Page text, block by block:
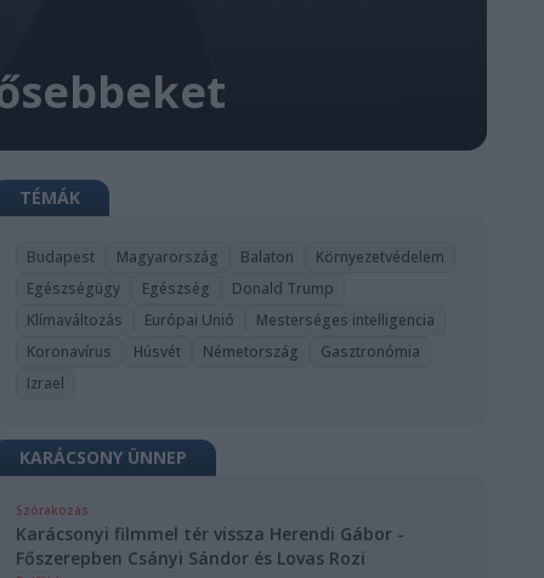
TÉMÁK
Budapest Magyarország Balaton
Környezetvédelem
Egészségügy
Egészség
Donald Trump
Klímaváltozás
Európai Unió
Mesterséges intelligencia
Koronavírus
Húsvét Németország
Gasztronómia
Izrael
KARÁCSONY ÜNNEP
Szórakozás
Karácsonyi filmmel tér vissza Herendi Gábor -
Főszerepben Csányi Sándor és Lovas Rozi